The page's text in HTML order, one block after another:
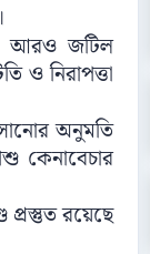
আরও জটিল
ও নিরাপত্তা
অনুমতি
কেনাবেচার
রয়েছে